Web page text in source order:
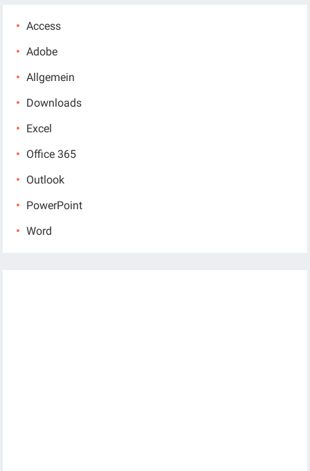
Access
Adobe
Allgemein
Downloads
Excel
Office 365
Outlook
PowerPoint
Word